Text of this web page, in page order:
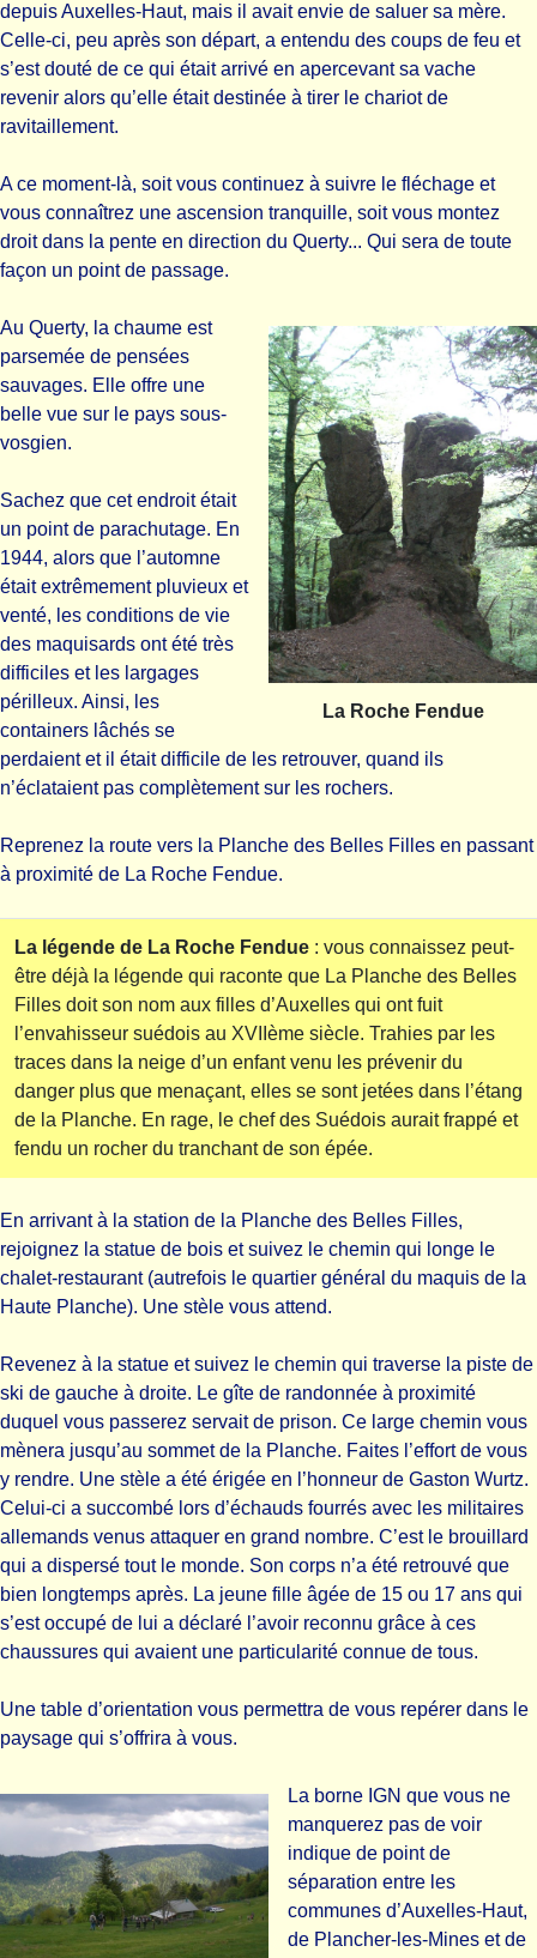
depuis Auxelles-Haut, mais il avait envie de saluer sa mère.
Celle-ci, peu après son départ, a entendu des coups de feu et
s’est douté de ce qui était arrivé en apercevant sa vache
revenir alors qu’elle était destinée à tirer le chariot de
ravitaillement.
A ce moment-là, soit vous continuez à suivre le fléchage et
vous connaîtrez une ascension tranquille, soit vous montez
droit dans la pente en direction du Querty... Qui sera de toute
façon un point de passage.
La Roche Fendue
Au Querty, la chaume est
parsemée de pensées
sauvages. Elle offre une
belle vue sur le pays sous-
vosgien.
Sachez que cet endroit était
un point de parachutage. En
1944, alors que l’automne
était extrêmement pluvieux et
venté, les conditions de vie
des maquisards ont été très
difficiles et les largages
périlleux. Ainsi, les
containers lâchés se
perdaient et il était difficile de les retrouver, quand ils
n’éclataient pas complètement sur les rochers.
Reprenez la route vers la Planche des Belles Filles en passant
à proximité de La Roche Fendue.
La légende de La Roche Fendue : vous connaissez peut-
être déjà la légende qui raconte que La Planche des Belles
Filles doit son nom aux filles d’Auxelles qui ont fuit
l’envahisseur suédois au XVIIème siècle. Trahies par les
traces dans la neige d’un enfant venu les prévenir du
danger plus que menaçant, elles se sont jetées dans l’étang
de la Planche. En rage, le chef des Suédois aurait frappé et
fendu un rocher du tranchant de son épée.
En arrivant à la station de la Planche des Belles Filles,
rejoignez la statue de bois et suivez le chemin qui longe le
chalet-restaurant (autrefois le quartier général du maquis de la
Haute Planche). Une stèle vous attend.
Revenez à la statue et suivez le chemin qui traverse la piste de
ski de gauche à droite. Le gîte de randonnée à proximité
duquel vous passerez servait de prison. Ce large chemin vous
mènera jusqu’au sommet de la Planche. Faites l’effort de vous
y rendre. Une stèle a été érigée en l’honneur de Gaston Wurtz.
Celui-ci a succombé lors d’échauds fourrés avec les militaires
allemands venus attaquer en grand nombre. C’est le brouillard
qui a dispersé tout le monde. Son corps n’a été retrouvé que
bien longtemps après. La jeune fille âgée de 15 ou 17 ans qui
s’est occupé de lui a déclaré l’avoir reconnu grâce à ces
chaussures qui avaient une particularité connue de tous.
Une table d’orientation vous permettra de vous repérer dans le
paysage qui s’offrira à vous.
La borne IGN que vous ne
manquerez pas de voir
indique de point de
séparation entre les
communes d’Auxelles-Haut,
de Plancher-les-Mines et de